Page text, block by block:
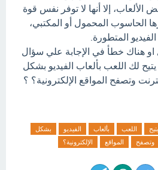
الألعاب، إلا أنها لا توفر نفس قوة
الحاسوب المحمول أو المكتبي،
المتطورة.
او هناك خطأ في الإجابة علي سؤال
لك اللعب بألعاب الفيديو بشكل
وتصفح المواقع الإلكترونية؟ ؟
يتيح اللعب بألعاب الفيديو
بشكل
وتصفح المواقع الإلكترونية؟